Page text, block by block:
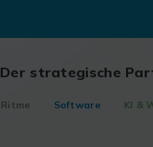
Der strategische
Ritme Software KI &